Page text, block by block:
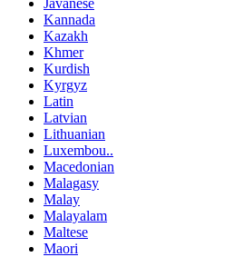
Kannada
Kazakh
Khmer
Kurdish
Kyrgyz
Latin
Latvian
Lithuanian
Luxembou..
Macedonian
Malagasy
Malay
Malayalam
Maltese
Maori